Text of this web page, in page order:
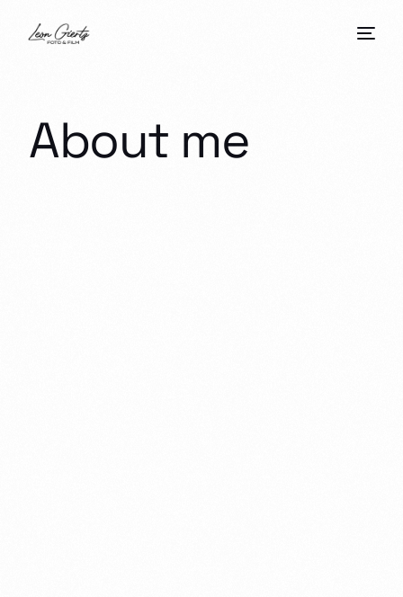
About me